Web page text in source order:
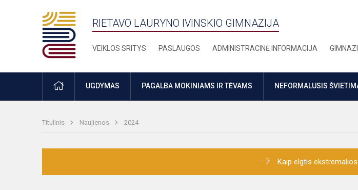
RIETAVO LAURYNO IVINSKIO GIMNAZIJA
VEIKLOS SRITYS PASLAUGOS ADMINISTRACINĖ INFORMACIJA
PRADŽIAUGDYMAS PAGALBA MOKINIAMS IR TĖVAMS NEFORMALUSIS
Titulinis Naujienos 2024
Kaip elgtis